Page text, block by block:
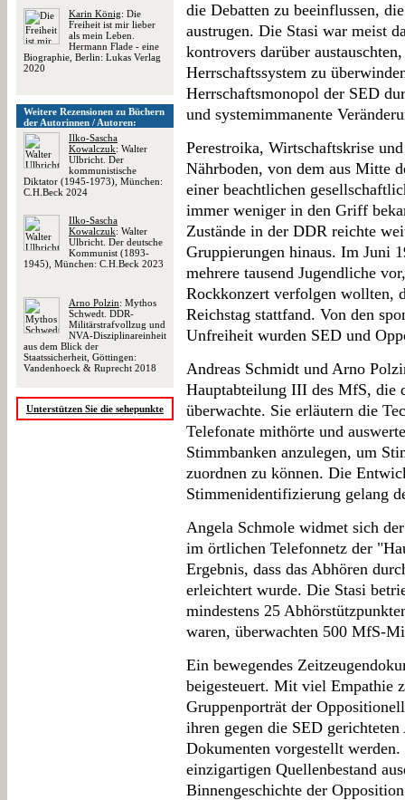
Karin König: Die
Freiheit ist mir lieber
als mein Leben.
Hermann Flade - eine
Biographie, Berlin: Lukas Verlag
2020
Weitere Rezensionen zu Büchern
der Autorinnen / Autoren:
Ilko-Sascha
Kowalczuk: Walter
Ulbricht. Der
kommunistische
Diktator (1945-1973), München:
C.H.Beck 2024
Ilko-Sascha
Kowalczuk: Walter
Ulbricht. Der deutsche
Kommunist (1893-
1945), München: C.H.Beck 2023
Arno Polzin: Mythos
Schwedt. DDR-
Militärstrafvollzug und
NVA-Disziplinareinheit
aus dem Blick der
Staatssicherheit, Göttingen:
Vandenhoeck & Ruprecht 2018
Unterstützen Sie die sehepunkte
die Debatten zu beeinflussen,
austrugen. Die Stasi war meist
kontrovers darüber
Herrschaftssystem zu
Herrschaftsmonopol der SED
und systemimmanente
Perestroika, Wirtschaftskrise
Nährboden, von dem aus Mitte
einer beachtlichen
immer weniger in den Griff
Zustände in der DDR reichte
Gruppierungen hinaus. Im Juni
mehrere tausend Jugendliche
Rockkonzert verfolgen wollten,
Reichstag stattfand. Von den
Unfreiheit wurden SED und
Andreas Schmidt und Arno
Hauptabteilung III des MfS, die
überwachte. Sie erläutern die
Telefonate mithörte und
Stimmbanken anzulegen, um
zuordnen zu können. Die
Stimmenidentifizierung gelang
Angela Schmole widmet sich
im örtlichen Telefonnetz der
Ergebnis, dass das Abhören
erleichtert wurde. Die Stasi
mindestens 25
waren, überwachten 500 MfS-
Ein bewegendes
beigesteuert. Mit viel Empathie
Gruppenporträt der
ihren gegen die SED
Dokumenten vorgestellt
einzigartigen Quellenbestand
Binnengeschichte der